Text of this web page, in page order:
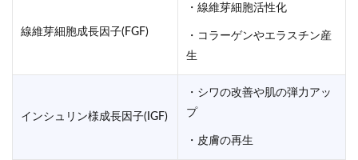
線維芽細胞成長因子(FGF)
・線維芽細胞活性化
・コラーゲンやエラスチン産
生
インシュリン様成長因子(IGF)
・シワの改善や肌の弾力アッ
プ
・皮膚の再生